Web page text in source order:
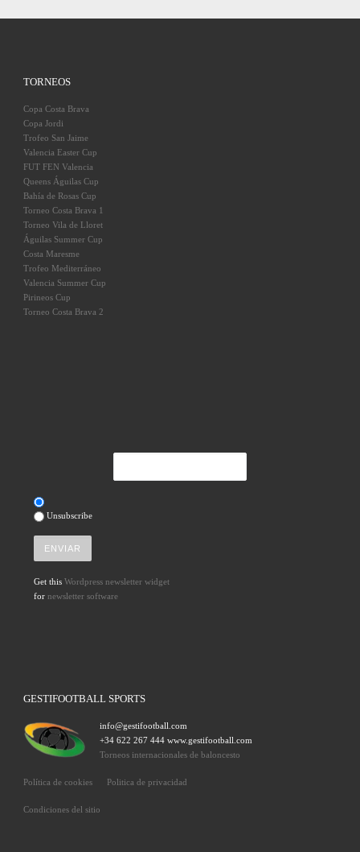
TORNEOS
Copa Costa Brava
Copa Jordi
Trofeo San Jaime
Valencia Easter Cup
FUT FEN Valencia
Queens Águilas Cup
Bahía de Rosas Cup
Torneo Costa Brava 1
Torneo Vila de Lloret
Águilas Summer Cup
Costa Maresme
Trofeo Mediterráneo
Valencia Summer Cup
Pirineos Cup
Torneo Costa Brava 2
Unsubscribe
Get this Wordpress newsletter widget
for newsletter software
GESTIFOOTBALL SPORTS
info@gestifootball.com
+34 622 267 444 www.gestifootball.com
Torneos internacionales de baloncesto
Política de cookies Politica de privacidad
Condiciones del sitio